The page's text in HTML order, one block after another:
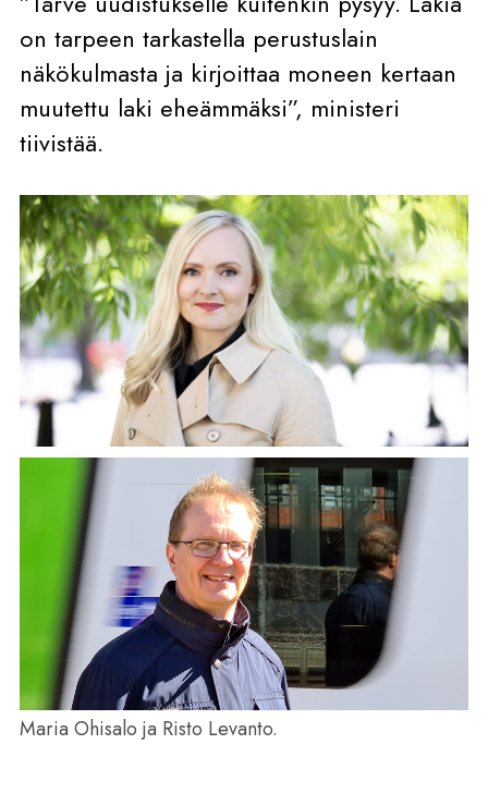
on tarpeen tarkastella perustuslain
näkökulmasta ja kirjoittaa moneen kertaan
muutettu laki eheämmäksi”, ministeri
tiivistää.
Maria Ohisalo ja Risto Levanto.